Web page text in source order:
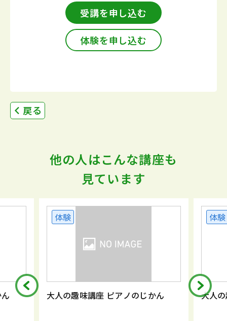
受講を申し込む
体験を申し込む
戻る
他の人はこんな講座も
見ています
体験
大人の趣味講座 ピアノのじかん
体験
大人